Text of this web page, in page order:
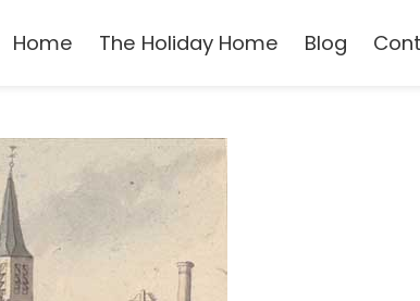
Home The Holiday Home Blog